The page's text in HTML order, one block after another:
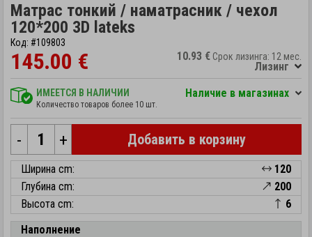
Матрас тонкий / наматрасник / чехол
120*200 3D lateks
Код: #109803
145.00 € 10.93 € Срок лизинга: 12 мес.
Лизинг
ИМЕЕТСЯ В НАЛИЧИИ
Количество товаров более 10 шт.
Hаличие в магазинах
- + Добавить в корзину
Ширина cm:
120
Глубина cm:
200
Высота cm:
6
Наполнение